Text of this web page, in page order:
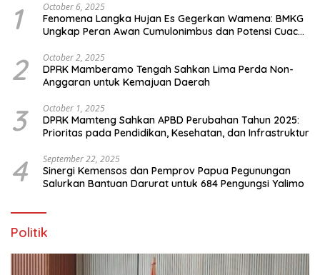
1 October 6, 2025
Fenomena Langka Hujan Es Gegerkan Wamena: BMKG
Ungkap Peran Awan Cumulonimbus dan Potensi Cuaca
2 October 2, 2025
DPRK Mamberamo Tengah Sahkan Lima Perda Non-
Anggaran untuk Kemajuan Daerah
3 October 1, 2025
DPRK Mamteng Sahkan APBD Perubahan Tahun 2025:
Prioritas pada Pendidikan, Kesehatan, dan Infrastruktur
4 September 22, 2025
Sinergi Kemensos dan Pemprov Papua Pegunungan
Salurkan Bantuan Darurat untuk 684 Pengungsi Yalimo
Politik